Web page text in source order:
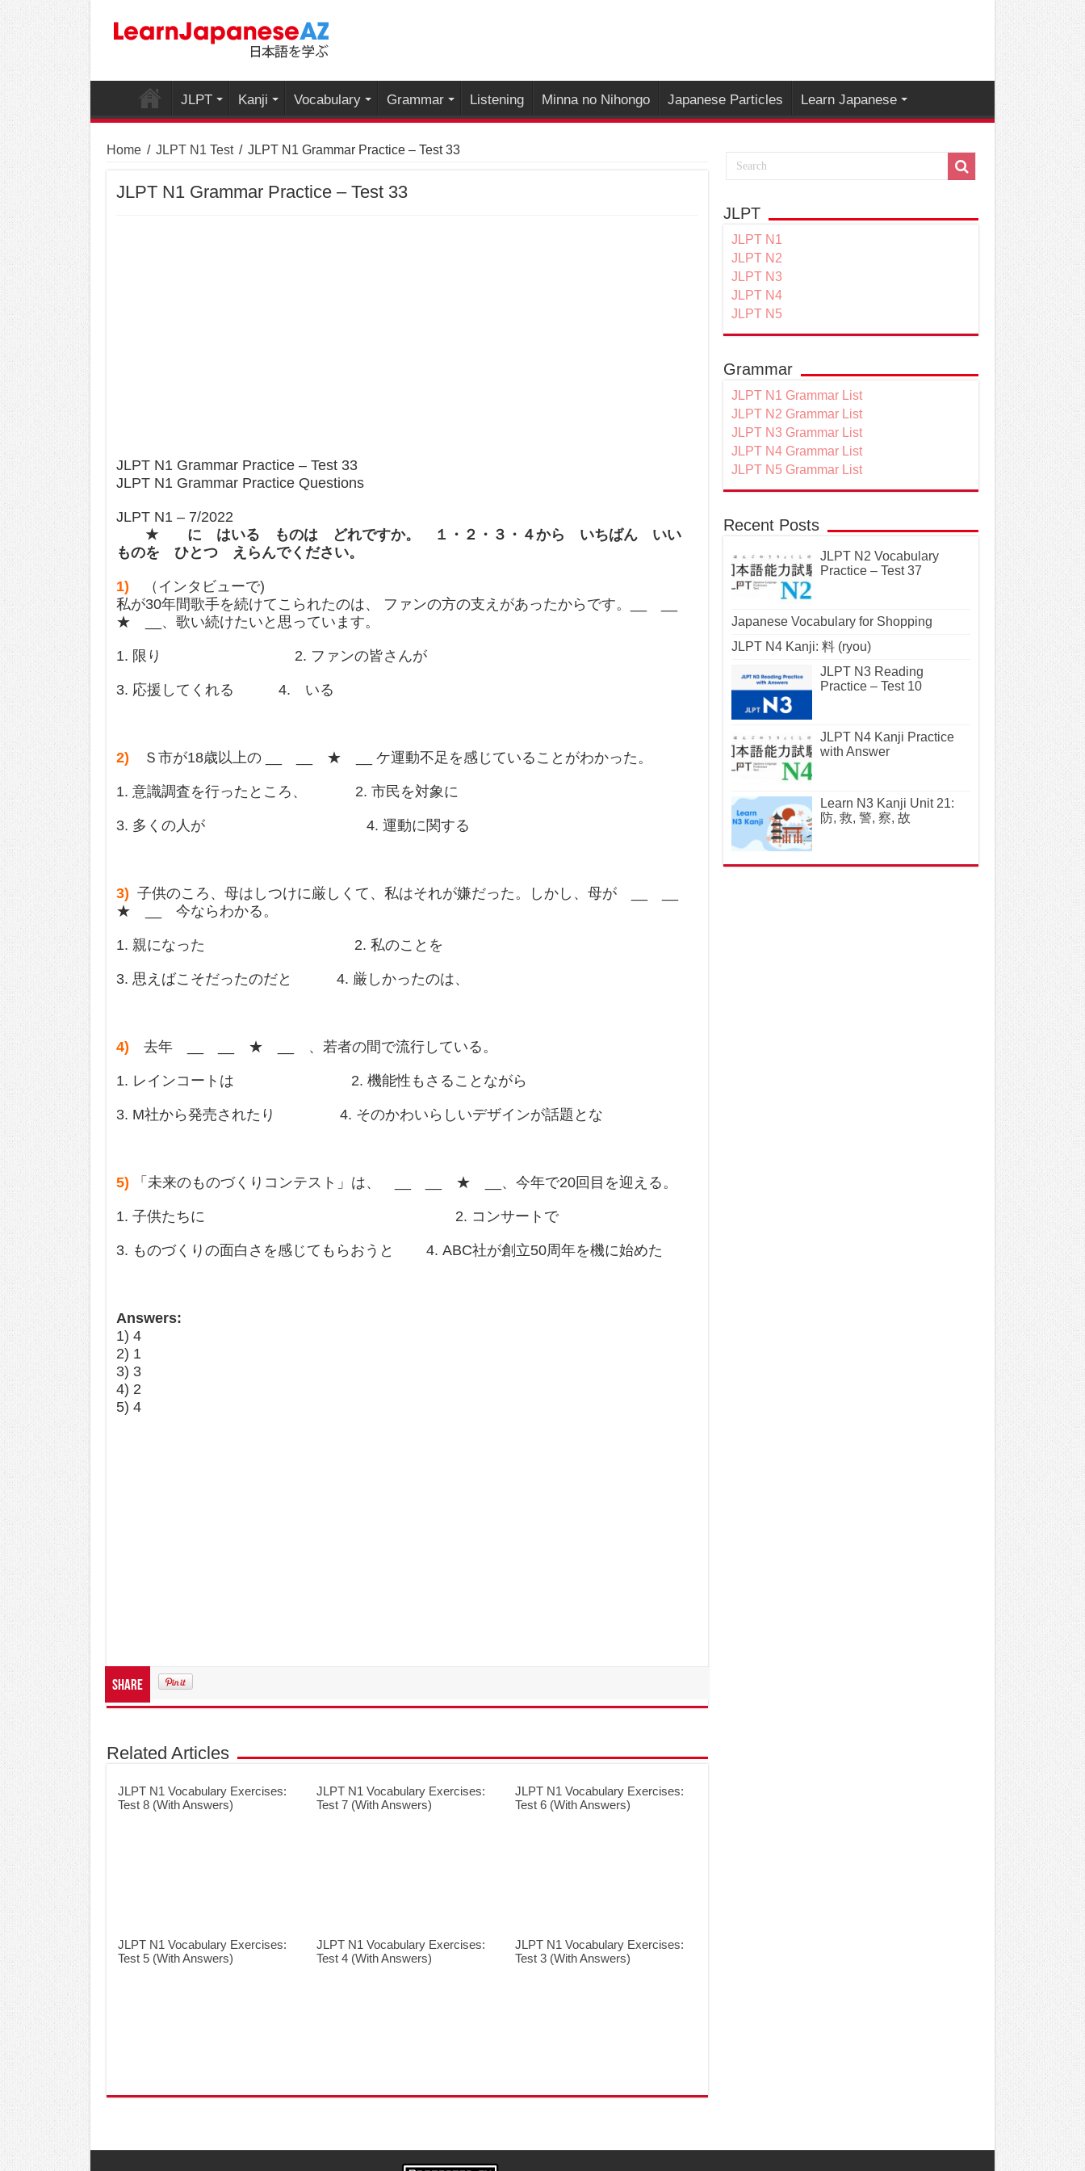
JLPT Kanji Vocabulary Grammar Listening Minna no Nihongo Japanese Particles Learn Japanese
Home / JLPT N1 Test / JLPT N1 Grammar Practice – Test 33
JLPT N1 Grammar Practice – Test 33
JLPT N1 Grammar Practice – Test 33
JLPT N1 Grammar Practice Questions
JLPT N1 – 7/2022
★ に はいる ものは どれですか。 １・２・３・４から いちばん いい
ものを ひとつ えらんでください。
1) （インタビューで)
私が30年間歌手を続けてこられたのは、 ファンの方の支えがあったからです。__ __
★ __、歌い続けたいと思っています。
1. 限り 2. ファンの皆さんが
3. 応援してくれる 4. いる
2) Ｓ市が18歳以上の __ __ ★ __ ケ運動不足を感じていることがわかった。
1. 意識調査を行ったところ、 2. 市民を対象に
3. 多くの人が 4. 運動に関する
3) 子供のころ、母はしつけに厳しくて、私はそれが嫌だった。しかし、母が __ __
★ __ 今ならわかる。
1. 親になった 2. 私のことを
3. 思えばこそだったのだと 4. 厳しかったのは、
4) 去年 __ __ ★ __ 、若者の間で流行している。
1. レインコートは 2. 機能性もさることながら
3. M社から発売されたり 4. そのかわいらしいデザインが話題とな
5) 「未来のものづくりコンテスト」は、 __ __ ★ __、今年で20回目を迎える。
1. 子供たちに 2. コンサートで
3. ものづくりの面白さを感じてもらおうと 4. ABC社が創立50周年を機に始めた
Answers:
1) 4
2) 1
3) 3
4) 2
5) 4
Share
Related Articles
JLPT N1 Vocabulary Exercises:
Test 8 (With Answers)
JLPT N1 Vocabulary Exercises:
Test 7 (With Answers)
JLPT N1 Vocabulary Exercises:
Test 6 (With Answers)
JLPT N1 Vocabulary Exercises:
Test 5 (With Answers)
JLPT N1 Vocabulary Exercises:
Test 4 (With Answers)
JLPT N1 Vocabulary Exercises:
Test 3 (With Answers)
JLPT
JLPT N1
JLPT N2
JLPT N3
JLPT N4
JLPT N5
Grammar
JLPT N1 Grammar List
JLPT N2 Grammar List
JLPT N3 Grammar List
JLPT N4 Grammar List
JLPT N5 Grammar List
Recent Posts
JLPT N2 Vocabulary
Practice – Test 37
Japanese Vocabulary for Shopping
JLPT N4 Kanji: 料 (ryou)
JLPT N3 Reading
Practice – Test 10
JLPT N4 Kanji Practice
with Answer
Learn N3 Kanji Unit 21:
防, 救, 警, 察, 故